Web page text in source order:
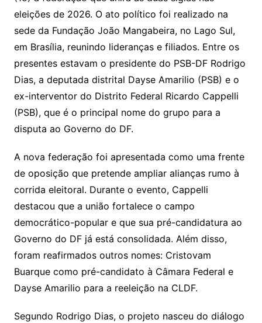
eleições de 2026. O ato político foi realizado na
sede da Fundação João Mangabeira, no Lago Sul,
em Brasília, reunindo lideranças e filiados. Entre os
presentes estavam o presidente do PSB-DF Rodrigo
Dias, a deputada distrital Dayse Amarilio (PSB) e o
ex-interventor do Distrito Federal Ricardo Cappelli
(PSB), que é o principal nome do grupo para a
disputa ao Governo do DF.
A nova federação foi apresentada como uma frente
de oposição que pretende ampliar alianças rumo à
corrida eleitoral. Durante o evento, Cappelli
destacou que a união fortalece o campo
democrático-popular e que sua pré-candidatura ao
Governo do DF já está consolidada. Além disso,
foram reafirmados outros nomes: Cristovam
Buarque como pré-candidato à Câmara Federal e
Dayse Amarilio para a reeleição na CLDF.
Segundo Rodrigo Dias, o projeto nasceu do diálogo